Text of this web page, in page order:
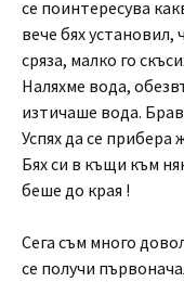
се поинтересува
вече бях установил,
сряза, малко го
Наляхме вода,
изтичаше вода.
Успях да се прибера
Бях си в къщи към
беше до края !
Сега съм много
се получи